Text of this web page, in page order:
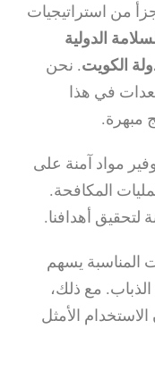
من استراتيجيات
الدولية
الكويت. نحن
في هذا
مبهرة.
مواد آمنة على
المكافحة.
لتحقيق أهدافنا.
المناسبة يسهم
مع ذلك،
الأمثل